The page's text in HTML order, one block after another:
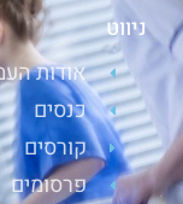
ניווט
אודות
כנסים
קורסים
פרסומים